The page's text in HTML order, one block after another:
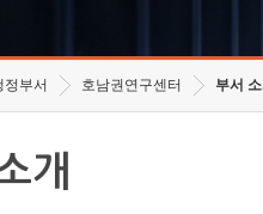
정부서 호남권연구센터 부서 소
개